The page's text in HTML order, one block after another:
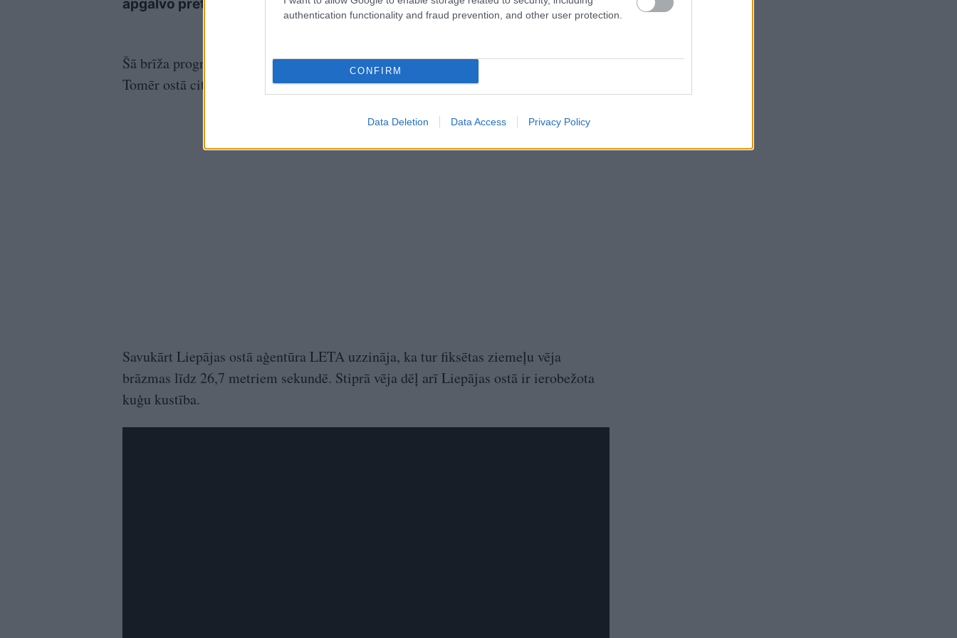
authentication functionality and fraud prevention, and other user protection.
CONFIRM
Data Deletion Data Access Privacy Policy
apgalvo pretējo
valdīt asaras
neapskaužamā
situācijā
Šā brīža prognozes liecina, ka arī naktī lielo kuģu kustība ostā netiks atjaunota.
Tomēr ostā citi darbi, tostarp, kravu pārkraušana notiek, skaidroja Ieviņa.
Savukārt Liepājas ostā aģentūra LETA uzzināja, ka tur fiksētas ziemeļu vēja
brāzmas līdz 26,7 metriem sekundē. Stiprā vēja dēļ arī Liepājas ostā ir ierobežota
kuģu kustība.